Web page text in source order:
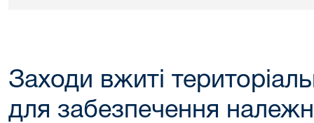
Заходи вжиті
для забезпечення